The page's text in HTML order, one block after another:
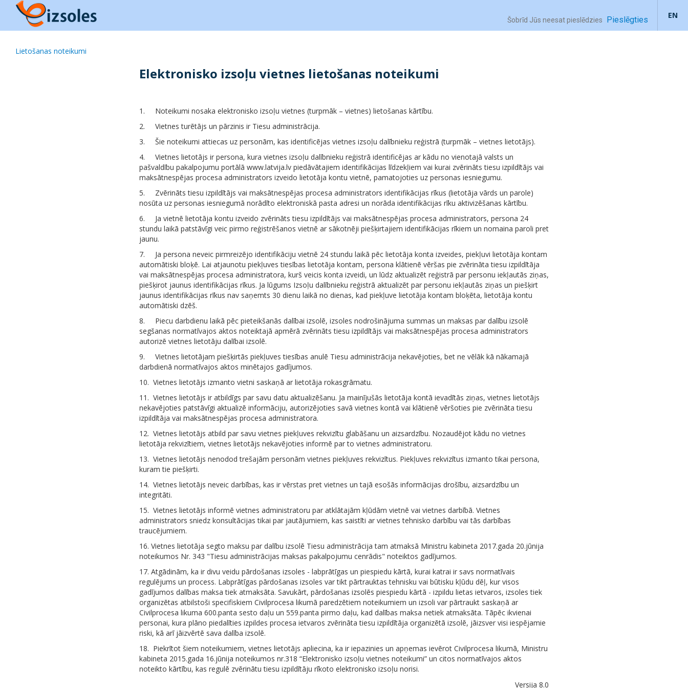
Šobrīd Jūs neesat pieslēdzies Pieslēgties EN
Lietošanas noteikumi
Elektronisko izsoļu vietnes lietošanas noteikumi
1. Noteikumi nosaka elektronisko izsoļu vietnes (turpmāk – vietnes) lietošanas kārtību.
2. Vietnes turētājs un pārzinis ir Tiesu administrācija.
3. Šie noteikumi attiecas uz personām, kas identificējas vietnes izsoļu dalībnieku reģistrā (turpmāk – vietnes lietotājs).
4. Vietnes lietotājs ir persona, kura vietnes izsoļu dalībnieku reģistrā identificējas ar kādu no vienotajā valsts un
pašvaldību pakalpojumu portālā www.latvija.lv piedāvātajiem identifikācijas līdzekļiem vai kurai zvērināts tiesu izpildītājs vai
maksātnespējas procesa administrators izveido lietotāja kontu vietnē, pamatojoties uz personas iesniegumu.
5. Zvērināts tiesu izpildītājs vai maksātnespējas procesa administrators identifikācijas rīkus (lietotāja vārds un parole)
nosūta uz personas iesniegumā norādīto elektroniskā pasta adresi un norāda identifikācijas rīku aktivizēšanas kārtību.
6. Ja vietnē lietotāja kontu izveido zvērināts tiesu izpildītājs vai maksātnespējas procesa administrators, persona 24
stundu laikā patstāvīgi veic pirmo reģistrēšanos vietnē ar sākotnēji piešķirtajiem identifikācijas rīkiem un nomaina paroli pret
jaunu.
7. Ja persona neveic pirmreizējo identifikāciju vietnē 24 stundu laikā pēc lietotāja konta izveides, piekļuvi lietotāja kontam
automātiski bloķē. Lai atjaunotu piekļuves tiesības lietotāja kontam, persona klātienē vēršas pie zvērināta tiesu izpildītāja
vai maksātnespējas procesa administratora, kurš veicis konta izveidi, un lūdz aktualizēt reģistrā par personu iekļautās ziņas,
piešķirot jaunus identifikācijas rīkus. Ja lūgums Izsoļu dalībnieku reģistrā aktualizēt par personu iekļautās ziņas un piešķirt
jaunus identifikācijas rīkus nav saņemts 30 dienu laikā no dienas, kad piekļuve lietotāja kontam bloķēta, lietotāja kontu
automātiski dzēš.
8. Piecu darbdienu laikā pēc pieteikšanās dalībai izsolē, izsoles nodrošinājuma summas un maksas par dalību izsolē
segšanas normatīvajos aktos noteiktajā apmērā zvērināts tiesu izpildītājs vai maksātnespējas procesa administrators
autorizē vietnes lietotāju dalībai izsolē.
9. Vietnes lietotājam piešķirtās piekļuves tiesības anulē Tiesu administrācija nekavējoties, bet ne vēlāk kā nākamajā
darbdienā normatīvajos aktos minētajos gadījumos.
10. Vietnes lietotājs izmanto vietni saskaņā ar lietotāja rokasgrāmatu.
11. Vietnes lietotājs ir atbildīgs par savu datu aktualizēšanu. Ja mainījušās lietotāja kontā ievadītās ziņas, vietnes lietotājs
nekavējoties patstāvīgi aktualizē informāciju, autorizējoties savā vietnes kontā vai klātienē vēršoties pie zvērināta tiesu
izpildītāja vai maksātnespējas procesa administratora.
12. Vietnes lietotājs atbild par savu vietnes piekļuves rekvizītu glabāšanu un aizsardzību. Nozaudējot kādu no vietnes
lietotāja rekvizītiem, vietnes lietotājs nekavējoties informē par to vietnes administratoru.
13. Vietnes lietotājs nenodod trešajām personām vietnes piekļuves rekvizītus. Piekļuves rekvizītus izmanto tikai persona,
kuram tie piešķirti.
14. Vietnes lietotājs neveic darbības, kas ir vērstas pret vietnes un tajā esošās informācijas drošību, aizsardzību un
integritāti.
15. Vietnes lietotājs informē vietnes administratoru par atklātajām kļūdām vietnē vai vietnes darbībā. Vietnes
administrators sniedz konsultācijas tikai par jautājumiem, kas saistīti ar vietnes tehnisko darbību vai tās darbības
traucējumiem.
16. Vietnes lietotāja segto maksu par dalību izsolē Tiesu administrācija tam atmaksā Ministru kabineta 2017.gada 20.jūnija
noteikumos Nr. 343 "Tiesu administrācijas maksas pakalpojumu cenrādis" noteiktos gadījumos.
17. Atgādinām, ka ir divu veidu pārdošanas izsoles - labprātīgas un piespiedu kārtā, kurai katrai ir savs normatīvais
regulējums un process. Labprātīgas pārdošanas izsoles var tikt pārtrauktas tehnisku vai būtisku kļūdu dēļ, kur visos
gadījumos dalības maksa tiek atmaksāta. Savukārt, pārdošanas izsolēs piespiedu kārtā - izpildu lietas ietvaros, izsoles tiek
organizētas atbilstoši specifiskiem Civilprocesa likumā paredzētiem noteikumiem un izsoli var pārtraukt saskaņā ar
Civilprocesa likuma 600.panta sesto daļu un 559.panta pirmo daļu, kad dalības maksa netiek atmaksāta. Tāpēc ikvienai
personai, kura plāno piedalīties izpildes procesa ietvaros zvērināta tiesu izpildītāja organizētā izsolē, jāizsver visi iespējamie
riski, kā arī jāizvērtē sava dalība izsolē.
18. Piekrītot šiem noteikumiem, vietnes lietotājs apliecina, ka ir iepazinies un apņemas ievērot Civilprocesa likumā, Ministru
kabineta 2015.gada 16.jūnija noteikumos nr.318 “Elektronisko izsoļu vietnes noteikumi” un citos normatīvajos aktos
noteikto kārtību, kas regulē zvērinātu tiesu izpildītāju rīkoto elektronisko izsoļu norisi.
Versija 8.0